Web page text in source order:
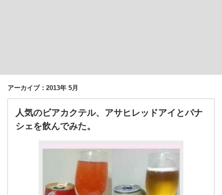
アーカイブ：2013年 5月
人気のビアカクテル、アサヒレッドアイとパナ
シェを飲んでみた。